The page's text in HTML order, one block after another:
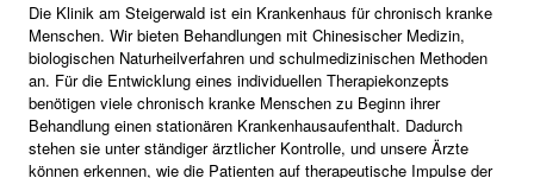
Die Klinik am Steigerwald ist ein Krankenhaus für chronisch kranke
Menschen. Wir bieten Behandlungen mit Chinesischer Medizin,
biologischen Naturheilverfahren und schulmedizinischen Methoden
an. Für die Entwicklung eines individuellen Therapiekonzepts
benötigen viele chronisch kranke Menschen zu Beginn ihrer
Behandlung einen stationären Krankenhausaufenthalt. Dadurch
stehen sie unter ständiger ärztlicher Kontrolle, und unsere Ärzte
können erkennen, wie die Patienten auf therapeutische Impulse der